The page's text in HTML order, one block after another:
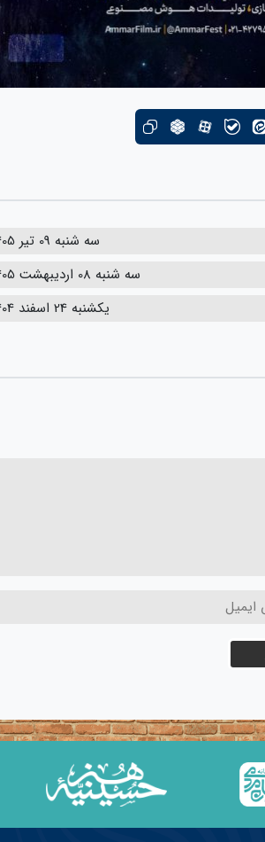
سه شنبه 09 تیر 1405
سه شنبه 08 اردیبهشت 1405
یکشنبه 24 اسفند 1404